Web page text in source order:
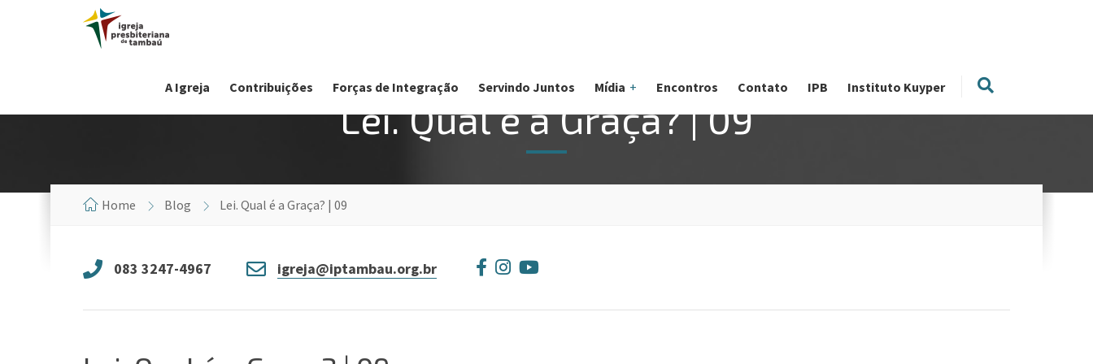
A Igreja Contribuições Forças de Integração Servindo Juntos Mídia Encontros Contato IPB Instituto Kuyper
Lei. Qual é a Graça? | 09
Home Blog Lei. Qual é a Graça? | 09
083 3247-4967 igreja@iptambau.org.br